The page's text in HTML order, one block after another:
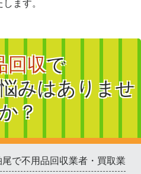
ます。
回収で
みはありませ
？
で不用品回収業者・買取業